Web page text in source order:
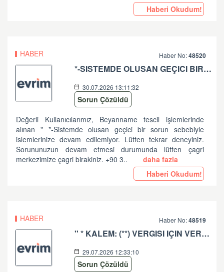
Haberi Okudum!
HABER Haber No:48520
*-SISTEMDE OLUSAN GEÇICI BIR SORUN SEBEBIYLE ISLEMLERINIZE DEVAM EDILEMIYOR. LÜTFEN TEKRAR DENEYINIZ. SORUNUNUZUN DEVAM ETMESI DURUMUNDA LÜTFEN ÇAGRI MERKEZIMIZE ÇAGRI BIRAKINIZ. +90 312 444 84 82 '' HATASI HK
30.07.2026 13:11:32
Sorun Çözüldü
Değerli Kullanıcılarımız, Beyanname tescil işlemlerinde
alınan '' *-Sistemde olusan geçici bir sorun sebebiyle
islemlerinize devam edilemiyor. Lütfen tekrar deneyiniz.
Sorununuzun devam etmesi durumunda lütfen çagri
merkezimize çagri birakiniz. +90 3..
daha fazla
Haberi Okudum!
HABER Haber No:48519
'' * KALEM: (**) VERGISI IÇIN VERGI MATRAHI VE TUTARI ARASINDA UYUMSUZLUK VAR '' HATASI HK
29.07.2026 12:33:10
Sorun Çözüldü